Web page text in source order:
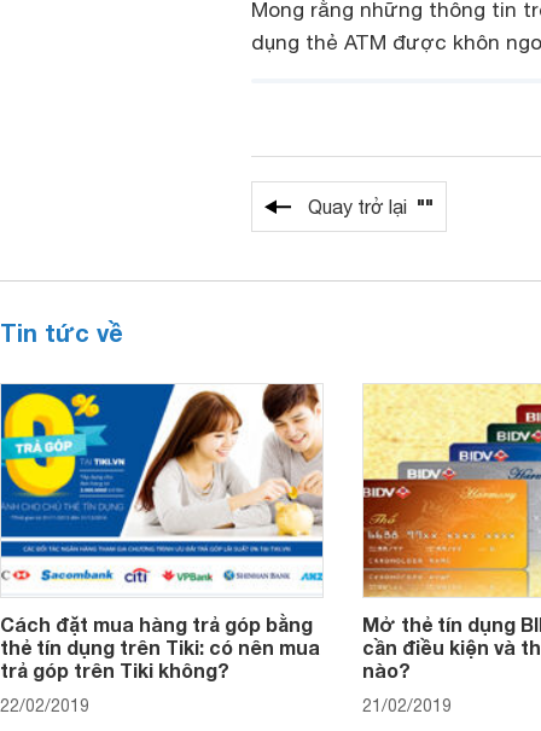
Mong rằng những thông tin
dụng thẻ ATM được khôn
Quay trở lại ""
Tin tức về
Cách đặt mua hàng trả góp bằng
thẻ tín dụng trên Tiki: có nên mua
trả góp trên Tiki không?
22/02/2019
Mở thẻ tín dụng
cần điều kiện và
nào?
21/02/2019